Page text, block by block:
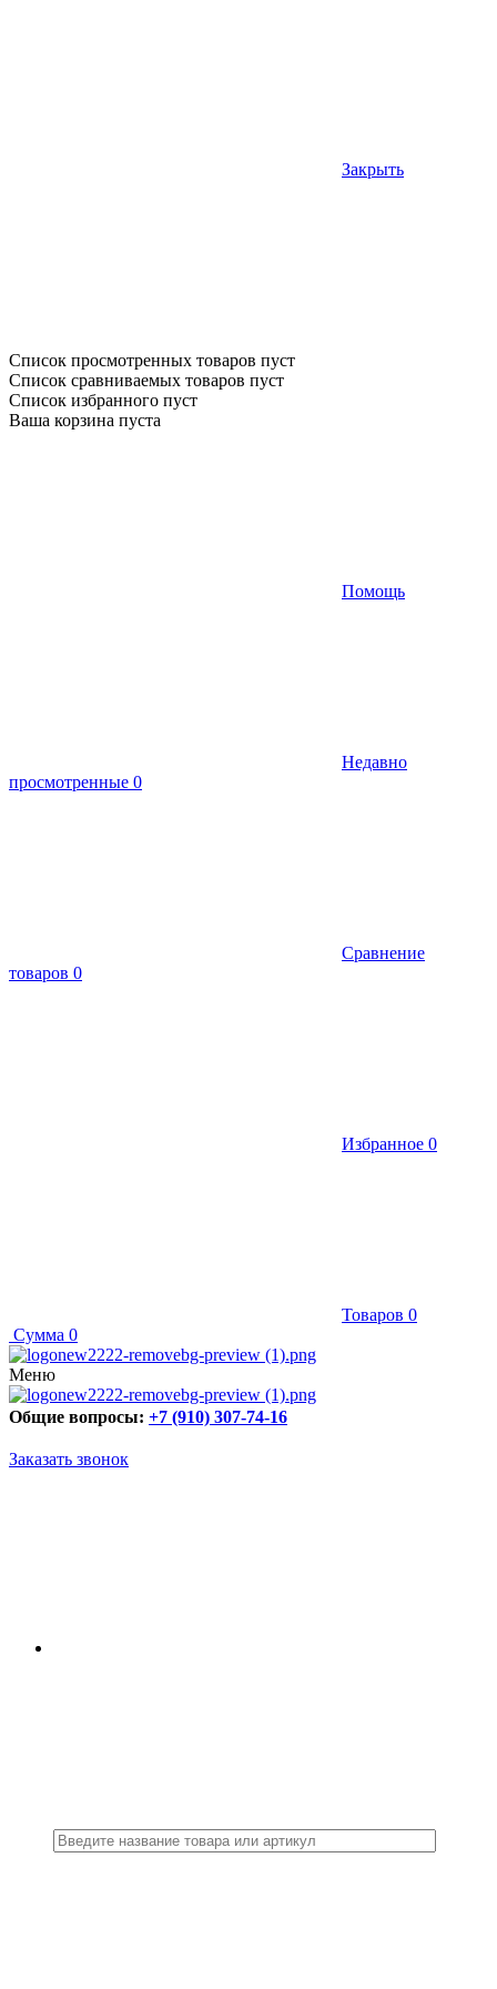
Закрыть
Список просмотренных товаров пуст
Список сравниваемых товаров пуст
Список избранного пуст
Ваша корзина пуста
Помощь
Недавно
просмотренные 0
Сравнение
товаров 0
Избранное 0
Товаров 0
Сумма 0
Меню
Общие вопросы: +7 (910) 307-74-16
Заказать звонок